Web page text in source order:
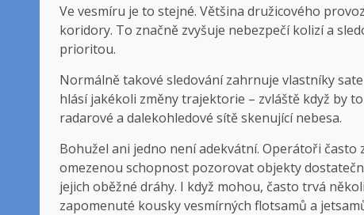
Ve vesmíru je to stejné. Většina družicového
koridory. To značně zvyšuje nebezpečí kolizí a
prioritou.
Normálně takové sledování zahrnuje vlastníky
hlásí jakékoli změny trajektorie – zvláště když by
radarové a dalekohledové sítě skenující nebesa.
Bohužel ani jedno není adekvátní. Operátoři
omezenou schopnost pozorovat objekty
jejich oběžné dráhy. I když mohou, často trvá
zapomenuté kousky vesmírných flotsamů a